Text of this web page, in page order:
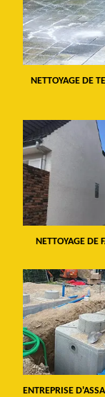
NETTOYAGE DE
NETTOYAGE DE
ENTREPRISE